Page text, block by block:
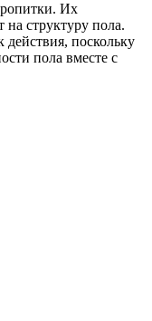
Их
структуру пола.
поскольку
пола вместе с